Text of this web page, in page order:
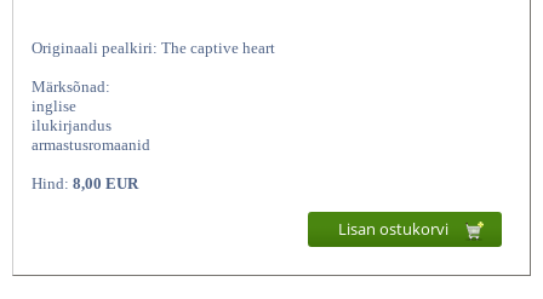
Südamehääl, Barbara Cartland, Amor
Originaali pealkiri: The captive heart
Märksõnad:
inglise
ilukirjandus
armastusromaanid
Hind: 8,00 EUR
Lisan ostukorvi